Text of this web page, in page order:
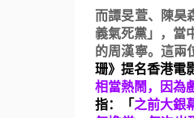
而譚旻萱、陳昊
義氣死黨」，當
的周漢寧。 這兩
珊》提名香港電
相當熱鬧，因為
指：「 之前大銀